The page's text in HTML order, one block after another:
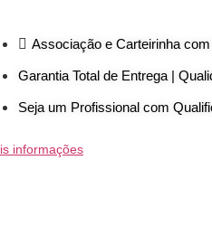
Associação e Carteirinha
Garantia Total de Entrega |
Seja um Profissional com
informações